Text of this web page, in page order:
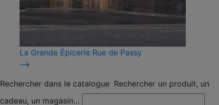
La Grande Épicerie Rue de Passy
⟶
Rechercher dans le catalogue Rechercher un produit, un
cadeau, un magasin…